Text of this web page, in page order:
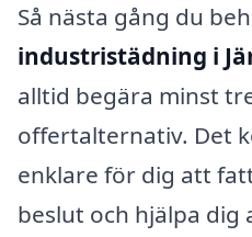
Så nästa gång du
industristädning i
alltid begära minst
offertalternativ. Det
enklare för dig att
beslut och hjälpa dig